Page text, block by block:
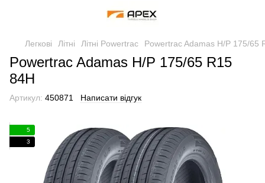
Легкові Літні Літні Powertrac Powertrac Adamas H/P 175/65
Powertrac Adamas H/P 175/65 R15
84H
Артикул: 450871 Написати відгук
5
3